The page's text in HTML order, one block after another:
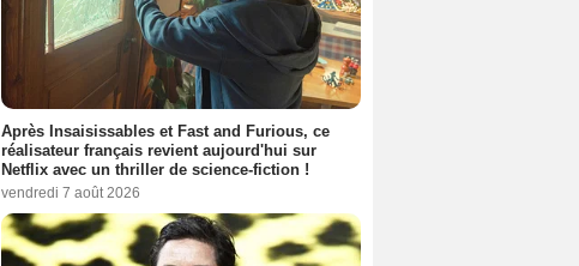
Après Insaisissables et Fast and Furious, ce
réalisateur français revient aujourd'hui sur
Netflix avec un thriller de science-fiction !
vendredi 7 août 2026